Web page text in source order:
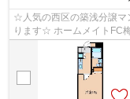
☆人気の西区の築浅分譲
ります☆ ホームメイトFC
しております。地域密着の